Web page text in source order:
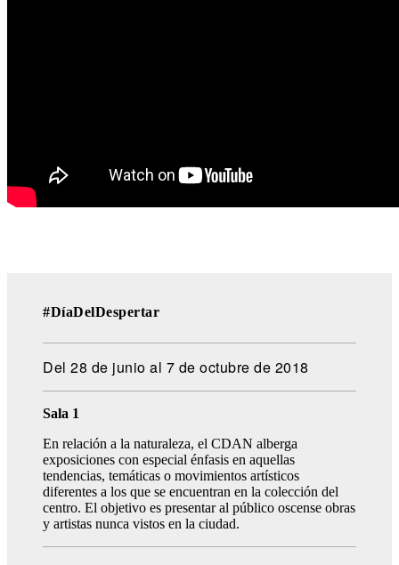
#DíaDelDespertar
Del 28 de junio al 7 de octubre de 2018
Sala 1
En relación a la naturaleza, el CDAN alberga
exposiciones con especial énfasis en aquellas
tendencias, temáticas o movimientos artísticos
diferentes a los que se encuentran en la colección del
centro. El objetivo es presentar al público oscense obras
y artistas nunca vistos en la ciudad.